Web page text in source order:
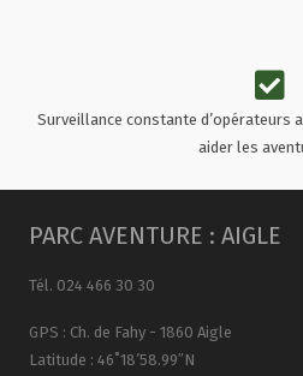
Surveillance constante d’opérateurs
aider les
PARC AVENTURE : AIGLE
Tél. 024 466 30 30
GPS : Ch. de Fahy - 1860 Aigle
Latitude : 46˚18’58.99″N